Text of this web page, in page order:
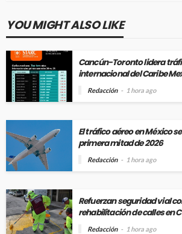
YOU MIGHT ALSO LIKE
Cancún-Toronto lidera
internacional del Caribe
Redacción 1 hora ago
El tráfico aéreo en México
primera mitad de 2026
Redacción 1 hora ago
Refuerzan seguridad vial
rehabilitación de calles en
Redacción 1 hora ago